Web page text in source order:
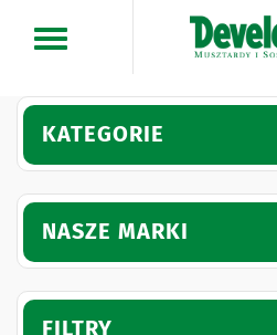
KATEGORIE
NASZE MARKI
FILTRY